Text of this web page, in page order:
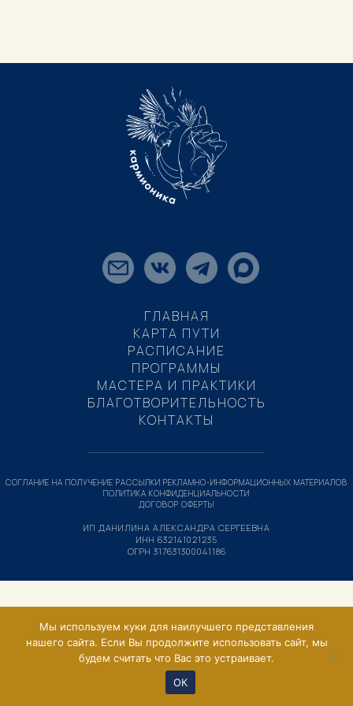
ГЛАВНАЯ
КАРТА ПУТИ
РАСПИСАНИЕ
ПРОГРАММЫ
МАСТЕРА И ПРАКТИКИ
БЛАГОТВОРИТЕЛЬНОСТЬ
КОНТАКТЫ
ИП ДАНИЛИНА АЛЕКСАНДРА СЕРГЕЕВНА
ИНН 632141021235
ОГРН 317631300041186
СОГЛАНИЕ НА ПОЛУЧЕНИЕ РАССЫЛКИ РЕКЛАМНО-ИНФОРМАЦИОННЫХ МАТЕРИАЛОВ
ПОЛИТИКА КОНФИДЕНЦИАЛЬНОСТИ
ДОГОВОР ОФЕРТЫ
Мы используем куки для наилучшего представления
нашего сайта. Если Вы продолжите использовать сайт, мы
будем считать что Вас это устраивает.
ОК